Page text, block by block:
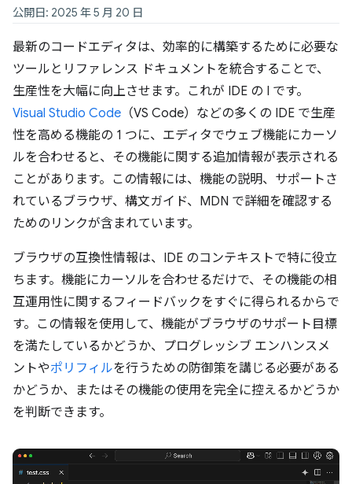
公開日: 2025 年 5 月 20 日
最新のコードエディタは、効率的に構築するために必要な
ツールとリファレンス ドキュメントを統合することで、
生産性を大幅に向上させます。これが IDE の I です。
Visual Studio Code （VS Code）などの多くの IDE で生産
性を高める機能の 1 つに、エディタでウェブ機能にカーソ
ルを合わせると、その機能に関する追加情報が表示される
ことがあります。この情報には、機能の説明、サポートさ
れているブラウザ、構文ガイド、MDN で詳細を確認する
ためのリンクが含まれています。
ブラウザの互換性情報は、IDE のコンテキストで特に役立
ちます。機能にカーソルを合わせるだけで、その機能の相
互運用性に関するフィードバックをすぐに得られるからで
す。この情報を使用して、機能がブラウザのサポート目標
を満たしているかどうか、プログレッシブ エンハンスメ
ントやポリフィルを行うための防御策を講じる必要がある
かどうか、またはその機能の使用を完全に控えるかどうか
を判断できます。